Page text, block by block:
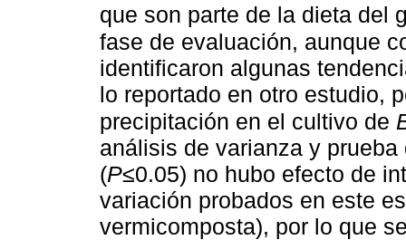
que son parte de la dieta del
fase de evaluación, aunque
identificaron algunas
lo reportado en otro estudio,
precipitación en el cultivo de
análisis de varianza y
(P≤0.05) no hubo efecto de
variación probados en este
vermicomposta), por lo que